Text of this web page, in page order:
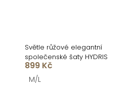
Světle růžové elegantní
společenské šaty HYDRIS
899 Kč
M/L